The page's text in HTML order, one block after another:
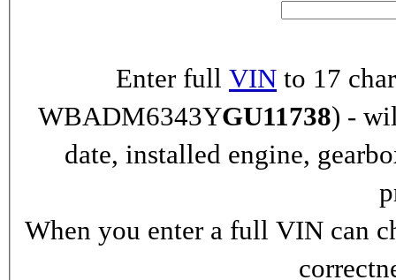
Enter full VIN to 17
WBADM6343YGU11738) -
date, installed engine,
When you enter a full VIN can